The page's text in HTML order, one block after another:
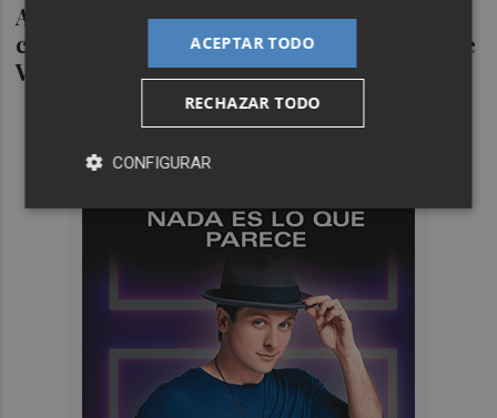
Affidea compra clínica Atenea y su red de
cuatro centros en el área metropolitana de
València
ACEPTAR TODO
RECHAZAR TODO
CONFIGURAR